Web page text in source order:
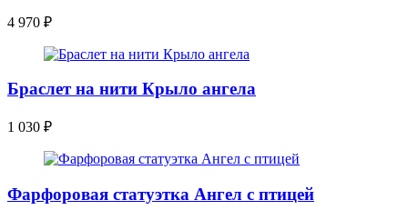
4 970 ₽
Браслет на нити Крыло ангела
1 030 ₽
Фарфоровая статуэтка Ангел с птицей